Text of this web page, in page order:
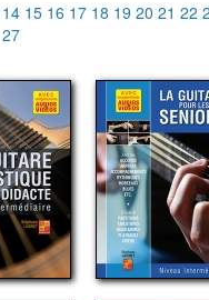
14 15 16 17 18 19 20 21 22
27